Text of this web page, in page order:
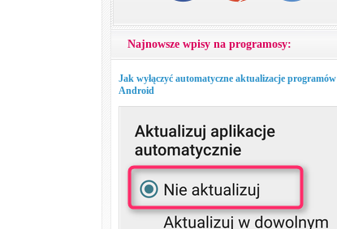
Najnowsze wpisy na programosy:
Jak wyłączyć automatyczne aktualizacje programów
Android